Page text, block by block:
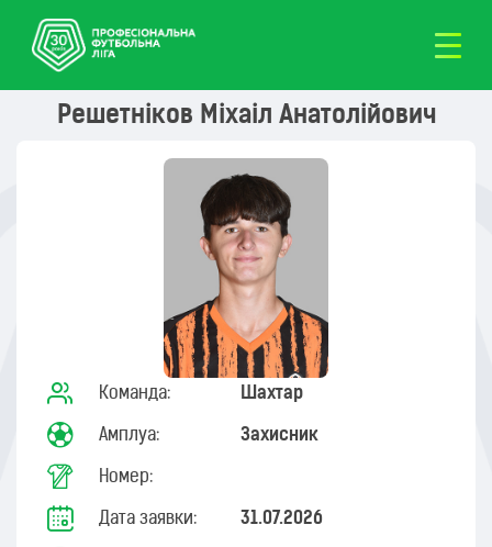
Решетніков Міхаіл Анатолійович
Команда: Шахтар
Амплуа: Захисник
Номер:
Дата заявки: 31.07.2026